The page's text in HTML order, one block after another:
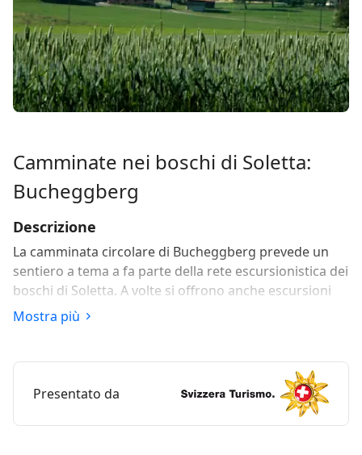
Camminate nei boschi di Soletta:
Bucheggberg
Descrizione
La camminata circolare di Bucheggberg prevede un
sentiero a tema a fa parte della rete escursionistica dei
boschi di Soletta. A volte si offrono anche escursioni
pubbliche, numerosi tragitti escursionistici forniscono
interessanti informazioni tramite dei tabelloni.
Il punto di partenza dell'ampia camminata nel bosco di
Bucheggberg è il parcheggio presso il castello di
Buchegg a Kyburg-Buchegg.
Mostra più
Presentato da